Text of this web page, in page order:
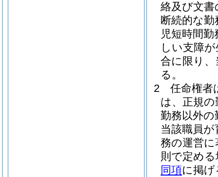
絡及び文
断続的な
児短時間
しい支障
合に限り
る。
2
任命権者
は、正規
勤務以外
当該職員
務の運営
則で定め
同項に掲